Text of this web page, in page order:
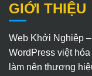
GIỚI THIỆU
Web Khởi Nghiệp
WordPress việt
làm nên thương